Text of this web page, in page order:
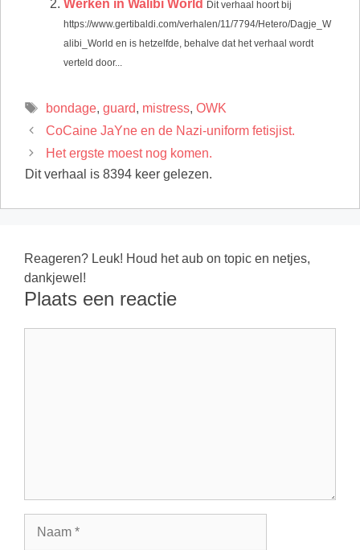
Werken in Walibi World Dit verhaal hoort bij
https://www.gertibaldi.com/verhalen/11/7794/Hetero/Dagje_W
alibi_World en is hetzelfde, behalve dat het verhaal wordt
verteld door...
Tags
bondage, guard, mistress, OWK
CoCaine JaYne en de Nazi-uniform fetisjist.
Het ergste moest nog komen.
Dit verhaal is 8394 keer gelezen.
Reageren? Leuk! Houd het aub on topic en netjes,
dankjewel!
Plaats een reactie